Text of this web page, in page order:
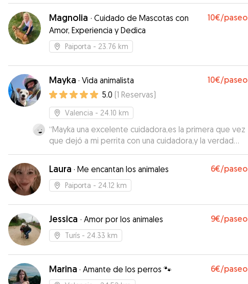
Magnolia · Cuidado de Mascotas con
Amor, Experiencia y Dedica
10€/paseo
Paiporta - 23.76 km
Mayka · Vida animalista 10€/paseo
5.0 (1 Reservas)
Valencia - 24.10 km
“Mayka una excelente cuidadora,es la primera que vez
que dejó a mi perrita con una cuidadora,y la verdad
que estoy encantada un trato excelente muy
profesional, recomendable 100%.
Laura · Me encantan los animales 6€/paseo
Paiporta - 24.12 km
Jessica · Amor por los animales 9€/paseo
Turís - 24.33 km
Marina · Amante de los perros 🐾 6€/paseo